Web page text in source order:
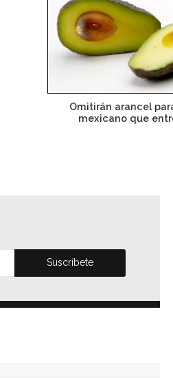
Omitirán arancel
mexicano que